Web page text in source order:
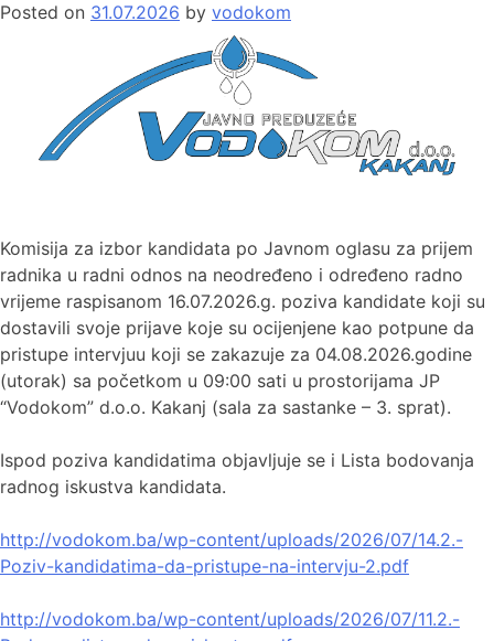
Posted on 31.07.2026 by vodokom
Komisija za izbor kandidata po Javnom oglasu za prijem
radnika u radni odnos na neodređeno i određeno radno
vrijeme raspisanom 16.07.2026.g. poziva kandidate koji su
dostavili svoje prijave koje su ocijenjene kao potpune da
pristupe intervjuu koji se zakazuje za 04.08.2026.godine
(utorak) sa početkom u 09:00 sati u prostorijama JP
“Vodokom” d.o.o. Kakanj (sala za sastanke – 3. sprat).
Ispod poziva kandidatima objavljuje se i Lista bodovanja
radnog iskustva kandidata.
http://vodokom.ba/wp-content/uploads/2026/07/14.2.-
Poziv-kandidatima-da-pristupe-na-intervju-2.pdf
http://vodokom.ba/wp-content/uploads/2026/07/11.2.-